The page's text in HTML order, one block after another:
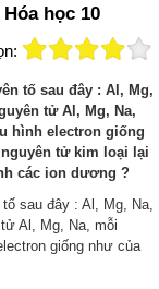
học 10
tố sau đây : Al, Mg,
tử Al, Mg, Na,
hình electron giống
tử kim loại lại
các ion dương ?
sau đây : Al, Mg, Na,
Al, Mg, Na, mỗi
giống như của